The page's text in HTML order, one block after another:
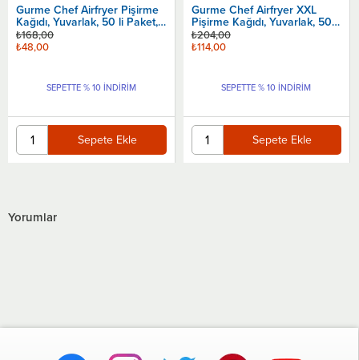
Gurme Chef Airfryer Pişirme
Kağıdı, Yuvarlak, 50 li Paket,
16x4.5 Cm
₺48,00
₺168,00
Sepete Ekle
SEPETTE % 10 İNDİRİM
Gurme Chef Airfryer XXL
Pişirme Kağıdı, Yuvarlak, 50 li
Paket, 20x4.5 Cm
₺114,00
₺204,00
Sepete Ekle
SEPETTE % 10 İNDİRİM
Yorumlar